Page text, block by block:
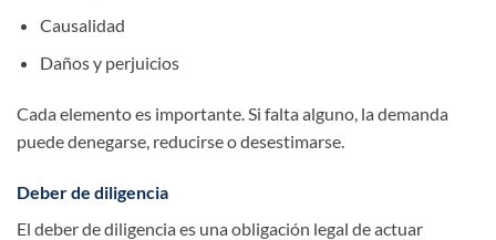
Causalidad
Daños y perjuicios
Cada elemento es importante. Si falta alguno, la demanda
puede denegarse, reducirse o desestimarse.
Deber de diligencia
El deber de diligencia es una obligación legal de actuar